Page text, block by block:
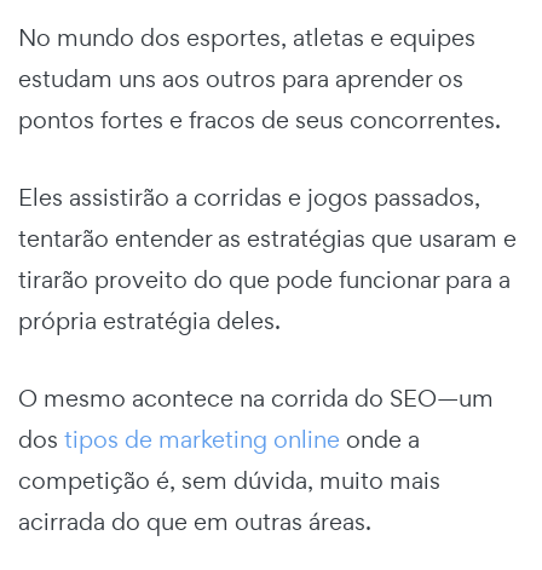
No mundo dos esportes, atletas e equipes
estudam uns aos outros para aprender os
pontos fortes e fracos de seus concorrentes.
Eles assistirão a corridas e jogos passados,
tentarão entender as estratégias que usaram e
tirarão proveito do que pode funcionar para a
própria estratégia deles.
O mesmo acontece na corrida do SEO—um
dos tipos de marketing online onde a
competição é, sem dúvida, muito mais
acirrada do que em outras áreas.